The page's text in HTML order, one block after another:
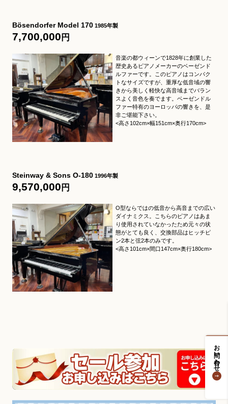
Bösendorfer Model 1701985年製
7,700,000 円
音楽の都ウィーンで1828年に創業した
歴史あるピアノメーカーのベーゼンド
ルファーです。このピアノはコンパク
トなサイズですが、重厚な低音域の響
きから美しく軽快な高音域までバラン
スよく音色を奏でます。ベーゼンドル
ファー特有のヨーロッパの響きを、是
非ご堪能下さい。
<高さ102cm×幅151cm×奥行170cm>
Steinway & Sons O-1801996年製
9,570,000 円
O型ならではの低音から高音までの広い
ダイナミクス。こちらのピアノはあま
り使用されていなかったため元々の状
態がとても良く、交換部品はヒッチピ
ン2本と弦2本のみです。
<高さ101cm×間口147cm×奥行180cm>
お問い合わせ